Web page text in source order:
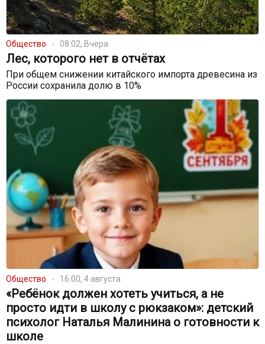
Общество 08:02, Вчера
Лес, которого нет в отчётах
При общем снижении китайского импорта древесина из
России сохранила долю в 10%
Общество 16:00, 4 августа
«Ребёнок должен хотеть учиться, а не
просто идти в школу с рюкзаком»: детский
психолог Наталья Малинина о готовности к
школе